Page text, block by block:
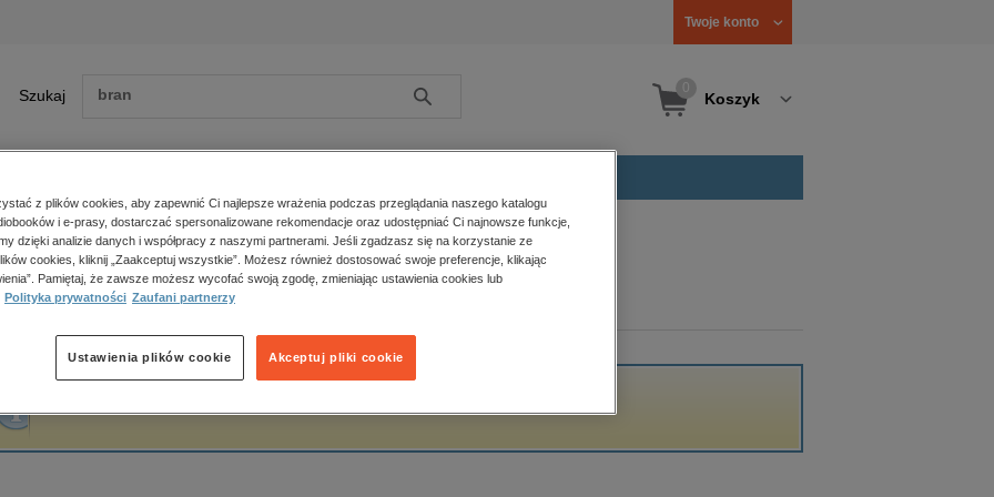
Twoje konto
Szukaj Szukaj Koszyk
Zobacz wszystkie E-prasa
polityka, społeczno-informacyjne
psychologiczne
popularno-naukowe
historia
główna Marek Mirosławski
Mirosławski
z plików cookies, aby zapewnić Ci najlepsze wrażenia podczas przeglądania naszego katalogu
i e-prasy, dostarczać spersonalizowane rekomendacje oraz udostępniać Ci najnowsze funkcje,
dzięki analizie danych i współpracy z naszymi partnerami. Jeśli zgadzasz się na korzystanie ze
cookies, kliknij „Zaakceptuj wszystkie”. Możesz również dostosować swoje preferencje, klikając
Pamiętaj, że zawsze możesz wycofać swoją zgodę, zmieniając ustawienia cookies lub
Polityka prywatności Zaufani partnerzy
Akceptuj pliki cookie
Ustawienia plików cookie